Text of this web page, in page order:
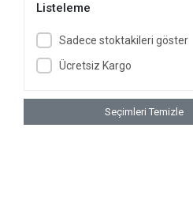
Listeleme
Sadece stoktakileri göster
Ücretsiz Kargo
Seçimleri Temizle